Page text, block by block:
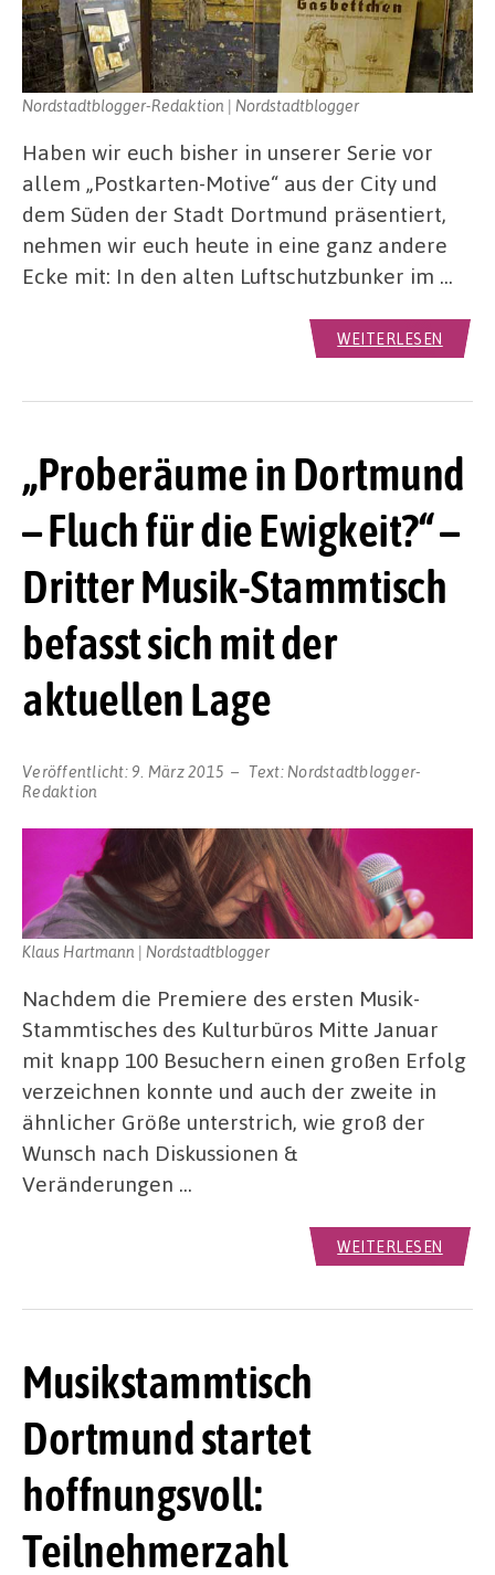
Nordstadtblogger-Redaktion | Nordstadtblogger
Haben wir euch bisher in unserer Serie vor
allem „Postkarten-Motive“ aus der City und
dem Süden der Stadt Dortmund präsentiert,
nehmen wir euch heute in eine ganz andere
Ecke mit: In den alten Luftschutzbunker im …
WEITERLESEN
„Proberäume in Dortmund
– Fluch für die Ewigkeit?“ –
Dritter Musik-Stammtisch
befasst sich mit der
aktuellen Lage
Veröffentlicht: 9. März 2015 Text: Nordstadtblogger-
Redaktion
Klaus Hartmann | Nordstadtblogger
Nachdem die Premiere des ersten Musik-
Stammtisches des Kulturbüros Mitte Januar
mit knapp 100 Besuchern einen großen Erfolg
verzeichnen konnte und auch der zweite in
ähnlicher Größe unterstrich, wie groß der
Wunsch nach Diskussionen &
Veränderungen …
WEITERLESEN
Musikstammtisch
Dortmund startet
hoffnungsvoll:
Teilnehmerzahl